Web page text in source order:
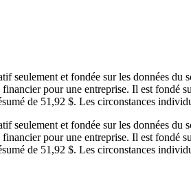
seulement et fondée sur les données
pour une entreprise. Il est fondé
de 51,92 $. Les circonstances
seulement et fondée sur les données
pour une entreprise. Il est fondé
de 51,92 $. Les circonstances